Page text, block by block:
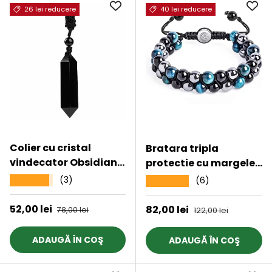
26 lei reducere
Colier cu cristal
vindecator Obsidian
Negru, in forma
hexagonala cu dublu
varf si franghie
pentru protectie,
stabilitate si armonie
(3)
Preț de vânzare
52,00 lei Preț obișnuit
78,00 lei
ADAUGĂ ÎN COŞ
40 lei reducere
Bratara tripla
protectie cu margele
8mm din 3 pietre
semipretioase: Ochi
de tigru albastru,
(6)
Preț de vânzare
82,00 lei Preț obișnuit
122,00 lei
ADAUGĂ ÎN COŞ